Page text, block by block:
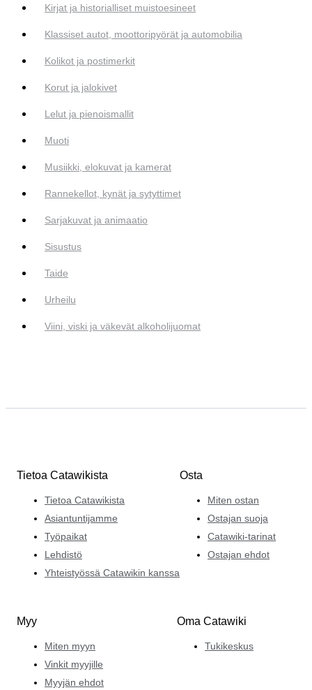
Kirjat ja historialliset muistoesineet
Klassiset autot, moottoripyörät ja automobilia
Kolikot ja postimerkit
Korut ja jalokivet
Lelut ja pienoismallit
Muoti
Musiikki, elokuvat ja kamerat
Rannekellot, kynät ja sytyttimet
Sarjakuvat ja animaatio
Sisustus
Taide
Urheilu
Viini, viski ja väkevät alkoholijuomat
Tietoa Catawikista
Tietoa Catawikista
Asiantuntijamme
Työpaikat
Lehdistö
Yhteistyössä Catawikin kanssa
Osta
Miten ostan
Ostajan suoja
Catawiki-tarinat
Ostajan ehdot
Myy
Miten myyn
Vinkit myyjille
Myyjän ehdot
Oma Catawiki
Tukikeskus